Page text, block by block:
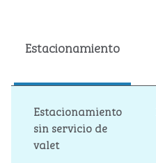
Estacionamiento
Estacionamiento
sin servicio de
valet